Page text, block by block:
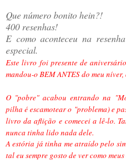
Que número bonito hein?!
400 resenhas!
E como aconteceu na
especial.
Este livro foipresente de
mandou-o BEM ANTES do meu
O "pobre" acabou entrando na
pilha é escamotear o "problema) e
livro da aflição e comecei a lê-lo.
nunca tinha lido nada dele.
A estória já tinha me atraído pelo
tal eu sempre gosto de ver como